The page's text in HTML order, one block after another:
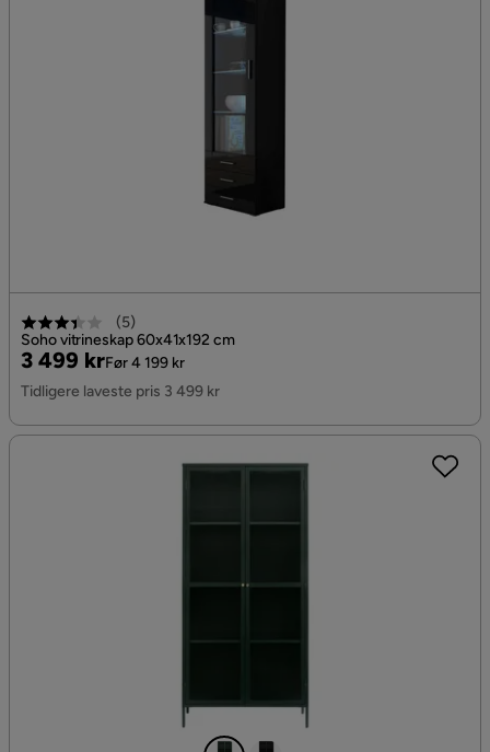
(5)
Soho vitrineskap 60x41x192 cm
Pris
3 499 kr
Original
Pris
Før 4 199 kr
Tidligere laveste pris 3 499 kr